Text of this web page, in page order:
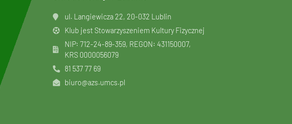
ul. Langiewicza 22, 20-032 Lublin
Klub jest Stowarzyszeniem Kultury Fizycznej
NIP: 712-24-89-359, REGON: 431150007,
KRS 0000056079
81 537 77 69
biuro@azs.umcs.pl